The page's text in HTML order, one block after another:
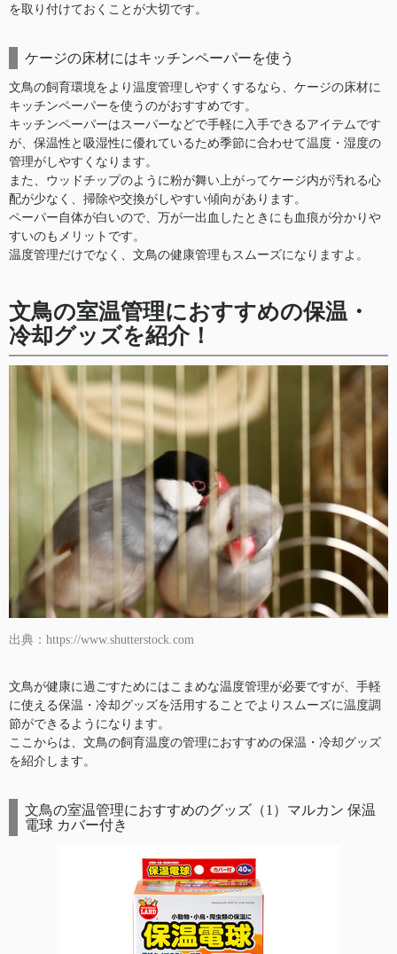
を取り付けておくことが大切です。
ケージの床材にはキッチンペーパーを使う
文鳥の飼育環境をより温度管理しやすくするなら、ケージの床材に
キッチンペーパーを使うのがおすすめです。
キッチンペーパーはスーパーなどで手軽に入手できるアイテムです
が、保温性と吸湿性に優れているため季節に合わせて温度・湿度の
管理がしやすくなります。
また、ウッドチップのように粉が舞い上がってケージ内が汚れる心
配が少なく、掃除や交換がしやすい傾向があります。
ペーパー自体が白いので、万が一出血したときにも血痕が分かりや
すいのもメリットです。
温度管理だけでなく、文鳥の健康管理もスムーズになりますよ。
文鳥の室温管理におすすめの保温・
冷却グッズを紹介！
出典：https://www.shutterstock.com
文鳥が健康に過ごすためにはこまめな温度管理が必要ですが、手軽
に使える保温・冷却グッズを活用することでよりスムーズに温度調
節ができるようになります。
ここからは、文鳥の飼育温度の管理におすすめの保温・冷却グッズ
を紹介します。
文鳥の室温管理におすすめのグッズ（1）マルカン 保温
電球 カバー付き